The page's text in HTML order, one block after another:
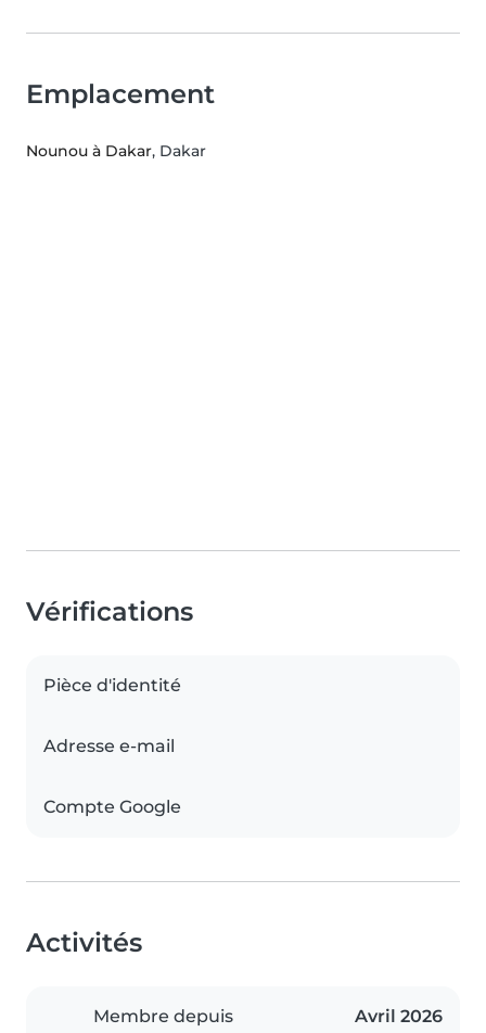
Emplacement
Nounou à Dakar, Dakar
Vérifications
Pièce d'identité
Adresse e-mail
Compte Google
Activités
Membre depuis Avril 2026